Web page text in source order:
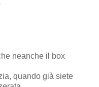
neanche il box
quando già siete